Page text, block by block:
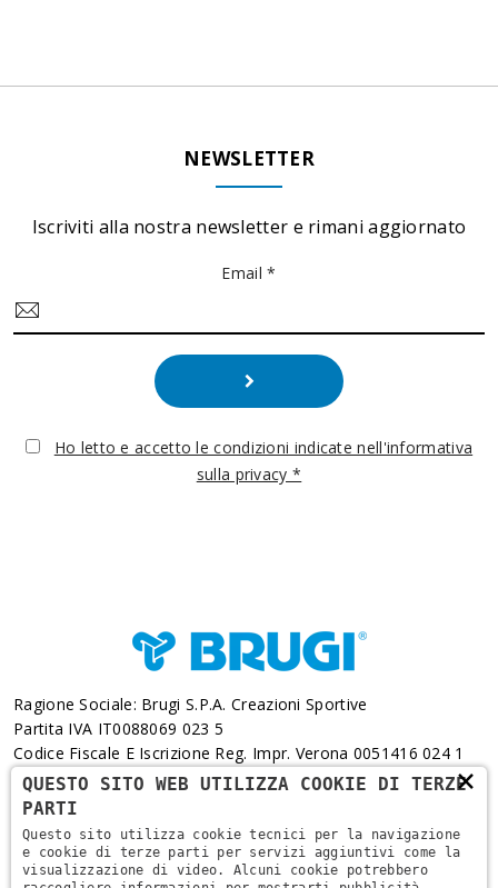
NEWSLETTER
Iscriviti alla nostra newsletter e rimani aggiornato
Email *
Ho letto e accetto le condizioni indicate nell'informativa
sulla privacy *
Ragione Sociale: Brugi S.p.A. Creazioni Sportive
Partita IVA IT0088069 023 5
Codice Fiscale E Iscrizione Reg. Impr. Verona 0051416 024 1
REA 166179 Verona -Cap. Soc. € 10.000.000 I.v. - Posiz.
Meccanogr. VR 002505
Via L. Pasteur, 6 - 37135 - Verona
×
QUESTO SITO WEB UTILIZZA COOKIE DI TERZE
PARTI
Questo sito utilizza cookie tecnici per la navigazione
e cookie di terze parti per servizi aggiuntivi come la
visualizzazione di video. Alcuni cookie potrebbero